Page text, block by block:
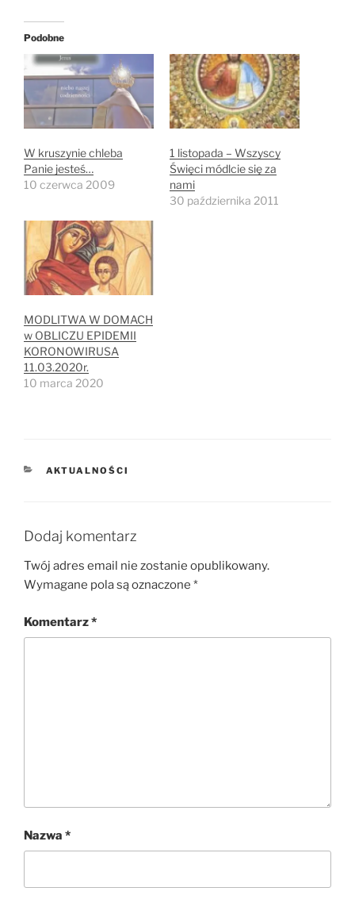
Podobne
W kruszynie chleba
Panie jesteś…
10 czerwca 2009
1 listopada – Wszyscy
Święci módlcie się za
nami
30 października 2011
MODLITWA W DOMACH
w OBLICZU EPIDEMII
KORONOWIRUSA
11.03.2020r.
10 marca 2020
KATEGORIE
AKTUALNOŚCI
Dodaj komentarz
Twój adres email nie zostanie opublikowany.
Wymagane pola są oznaczone *
Komentarz*
Nazwa *